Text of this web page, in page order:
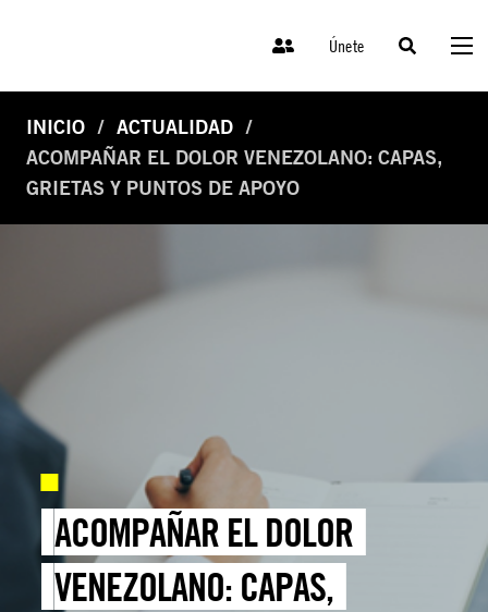
Únete
INICIO
ACTUALIDAD
ACOMPAÑAR EL DOLOR VENEZOLANO: CAPAS,
GRIETAS Y PUNTOS DE APOYO
ACOMPAÑAR EL DOLOR
VENEZOLANO: CAPAS,